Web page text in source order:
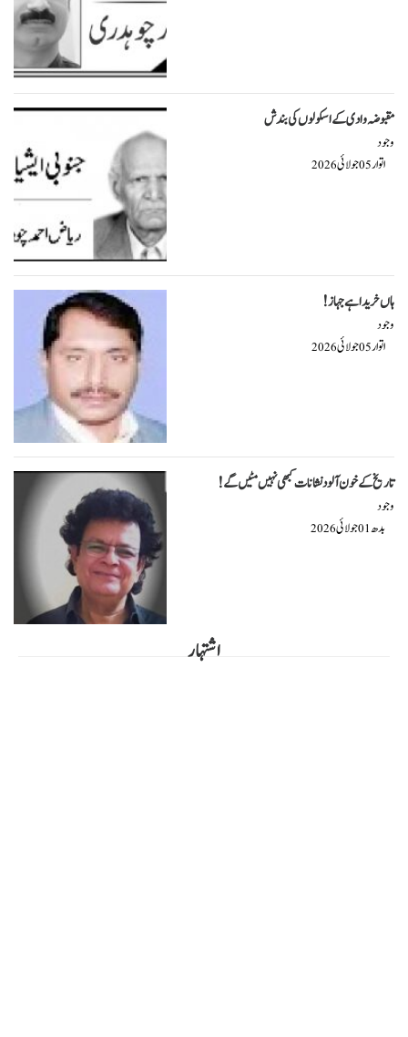
مقبوضہ وادی کے اسکولوں کی بندش
وجود
اتوار05جولائی2026
ہاں خریدا ہے جہاز!
وجود
اتوار05جولائی2026
تاریخ کے خون آلود نشانات کبھی نہیں مٹیں گے!
وجود
بدھ01جولائی2026
اشتہار